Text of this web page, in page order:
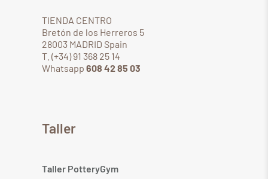
TIENDA CENTRO
Bretón de los Herreros 5
28003 MADRID Spain
T. (+34) 91 368 25 14
Whatsapp 608 42 85 03
Taller
Taller PotteryGym